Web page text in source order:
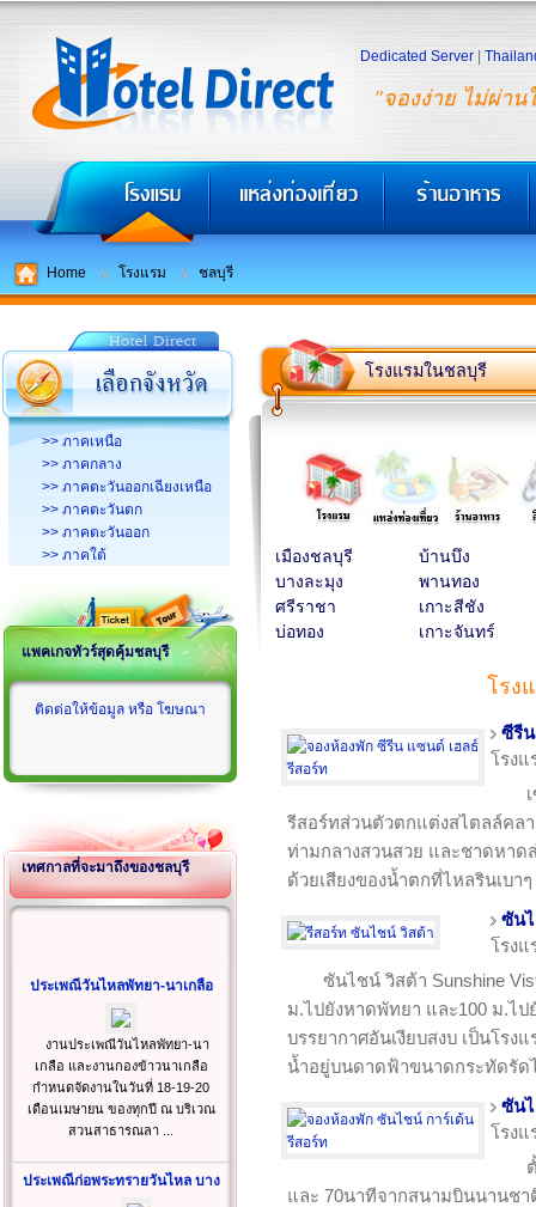
"จองง่าย ไม่ผ่าน
Dedicated Server
Home โรงแรม ชลบุรี
>> ภาคเหนือ
>> ภาคกลาง
>> ภาคตะวันออกเฉียงเหนือ
>> ภาคตะวันตก
>> ภาคตะวันออก
>> ภาคใต้
แพคเกจทัวร์สุดคุ้มชลบุรี
ติดต่อให้ข้อมูล หรือ โฆษณา
เทศกาลที่จะมาถึงของชลบุรี
ประเพณีวันไหลพัทยา-นาเกลือ
งานประเพณีวันไหลพัทยา-นา
เกลือ และงานกองข้าวนาเกลือ
กำหนดจัดงานในวันที่ 18-19-20
เดือนเมษายน ของทุกปี ณ บริเวณ
สวนสาธารณลา ...
ประเพณีก่อพระทรายวันไหล บาง
โรงแรมในชลบุรี
เมืองชลบุรี
บ้านบึง
บางละมุง
พานทอง
ศรีราชา
เกาะสีชัง
บ่อทอง
เกาะจันทร์
โรง
ซีรี
โรง
รีสอร์ทส่วนตัวตกแต่งสไตลล์คล
ท่ามกลางสวนสวย และชาดหาด
ด้วยเสียงของน้ำตกที่ไหลรินเบา
ซัน
โรง
ซันไชน์ วิสต้า Sunshine
ม.ไปยังหาดพัทยา และ100 ม.ไ
บรรยากาศอันเงียบสงบ เป็นโรง
น้ำอยู่บนดาดฟ้าขนาดกระทัดรัด
ซัน
โรง
และ 70นาทีจากสนามบินนานช